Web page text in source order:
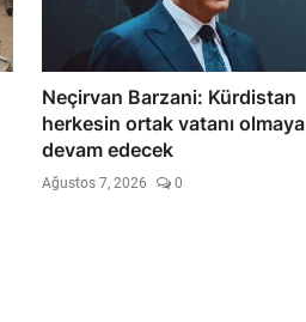
Neçirvan Barzani: Kürdistan
herkesin ortak vatanı olmaya
devam edecek
Ağustos 7, 2026 0